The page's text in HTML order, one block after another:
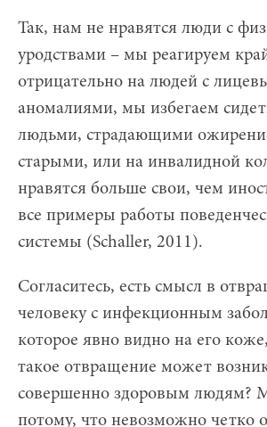
Так, нам не нравятся люди с
уродствами – мы реагируем
отрицательно на людей с
аномалиями, мы избегаем
людьми, страдающими
старыми, или на инвалидной
нравятся больше свои, чем
все примеры работы
системы (Schaller, 2011).
Согласитесь, есть смысл в
человеку с инфекционным
которое явно видно на его
такое отвращение может
совершенно здоровым людям?
потому, что невозможно четко